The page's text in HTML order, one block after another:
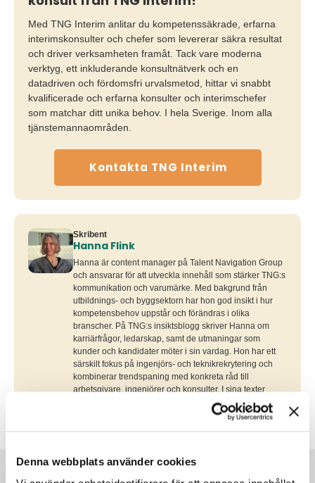
Denna webbplats använder cookies
Med TNG Interim anlitar du kompetenssäkrade, erfarna
interimskonsulter och chefer som levererar säkra resultat
och driver verksamheten framåt. Tack vare moderna
verktyg, ett inkluderande konsultnätverk och en
datadriven och fördomsfri urvalsmetod, hittar vi snabbt
kvalificerade och erfarna konsulter och interimschefer
som matchar ditt unika behov. I hela Sverige. Inom alla
tjänstemannaområden.
Kontakta TNG Interim
Skribent
Hanna Flink
Hanna är content manager på Talent Navigation Group
och ansvarar för att utveckla innehåll som stärker TNG:s
kommunikation och varumärke. Med bakgrund från
utbildnings- och byggsektorn har hon god insikt i hur
kompetensbehov uppstår och förändras i olika
branscher. På TNG:s insiktsblogg skriver Hanna om
karriärfrågor, ledarskap, samt de utmaningar som
kunder och kandidater möter i sin vardag. Hon har ett
särskilt fokus på ingenjörs- och teknikrekrytering och
kombinerar trendspaning med konkreta råd till
arbetsgivare, ingenjörer och konsulter. I sina texter
synliggör hon perspektiv som hjälper yrkesverksamma